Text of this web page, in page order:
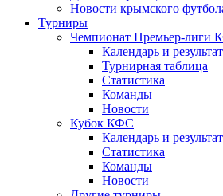
Новости крымского
Турниры
Чемпионат Премьер-лиги
Календарь и
Турнирная таблица
Статистика
Команды
Новости
Кубок КФС
Календарь и
Статистика
Команды
Новости